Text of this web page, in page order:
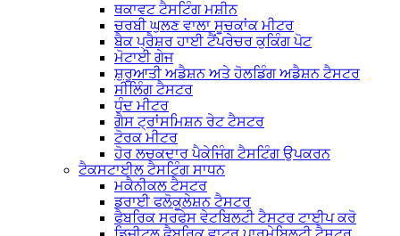
ਥਕਾਵਟ ਟੈਸਟਿੰਗ ਮਸ਼ੀਨ
ਚਰਬੀ ਘੁਲਣ ਵਾਲਾ ਸੂਚਕਾਂਕ ਮੀਟਰ
ਬੈਕ ਪ੍ਰੈਸ਼ਰ ਹਾਈ ਟੈਂਪਰੇਚਰ ਕੁਕਿੰਗ ਪੋਟ
ਮੋਟਾਈ ਗੇਜ
ਸ਼ੁਰੂਆਤੀ ਅਡੈਸ਼ਨ ਅਤੇ ਹੋਲਡਿੰਗ ਅਡੈਸ਼ਨ ਟੈਸਟਰ
ਸੀਲਿੰਗ ਟੈਸਟਰ
ਧੁੰਦ ਮੀਟਰ
ਗੈਸ ਟ੍ਰਾਂਸਮਿਸ਼ਨ ਰੇਟ ਟੈਸਟਰ
ਟੋਰਕ ਮੀਟਰ
ਹੋਰ ਲਚਕਦਾਰ ਪੈਕੇਜਿੰਗ ਟੈਸਟਿੰਗ ਉਪਕਰਨ
ਟੈਕਸਟਾਈਲ ਟੈਸਟਿੰਗ ਸਾਧਨ
ਮਕੈਨੀਕਲ ਟੈਸਟਰ
ਡਰਾਈ ਫਲੋਕੂਲੇਸ਼ਨ ਟੈਸਟਰ
ਫੈਬਰਿਕ ਸਰਫੇਸ ਵੇਟਬਿਲਟੀ ਟੈਸਟਰ ਟਾਈਪ ਕਰੋ